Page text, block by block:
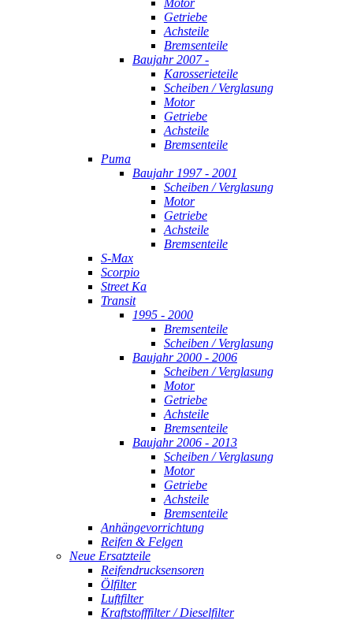
Motor
Getriebe
Achsteile
Bremsenteile
Baujahr 2007 -
Karosserieteile
Scheiben / Verglasung
Motor
Getriebe
Achsteile
Bremsenteile
Puma
Baujahr 1997 - 2001
Scheiben / Verglasung
Motor
Getriebe
Achsteile
Bremsenteile
S-Max
Scorpio
Street Ka
Transit
1995 - 2000
Bremsenteile
Scheiben / Verglasung
Baujahr 2000 - 2006
Scheiben / Verglasung
Motor
Getriebe
Achsteile
Bremsenteile
Baujahr 2006 - 2013
Scheiben / Verglasung
Motor
Getriebe
Achsteile
Bremsenteile
Anhängevorrichtung
Reifen & Felgen
Neue Ersatzteile
Reifendrucksensoren
Ölfilter
Luftfilter
Kraftstofffilter / Dieselfilter